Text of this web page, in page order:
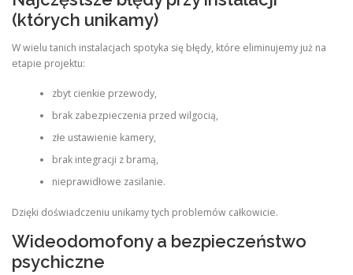
(których unikamy)
W wielu tanich instalacjach spotyka się błędy, które eliminujemy już na
etapie projektu:
zbyt cienkie przewody,
brak zabezpieczenia przed wilgocią,
złe ustawienie kamery,
brak integracji z bramą,
nieprawidłowe zasilanie.
Dzięki doświadczeniu unikamy tych problemów całkowicie.
Wideodomofony a bezpieczeństwo
psychiczne